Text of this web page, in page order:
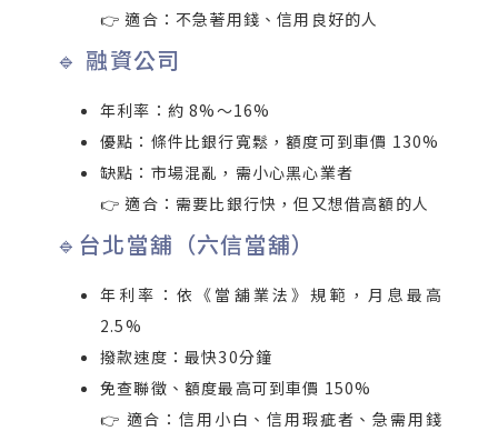
👉 適合：不急著用錢、信用良好的人
🔹 融資公司
年利率：約 8%～16%
優點：條件比銀行寬鬆，額度可到車價 130%
缺點：市場混亂，需小心黑心業者
👉 適合：需要比銀行快，但又想借高額的人
🔹台北當舖（六信當舖）
年利率：依《當舖業法》規範，月息最高
2.5%
撥款速度：最快30分鐘
免查聯徵、額度最高可到車價 150%
👉 適合：信用小白、信用瑕疵者、急需用錢